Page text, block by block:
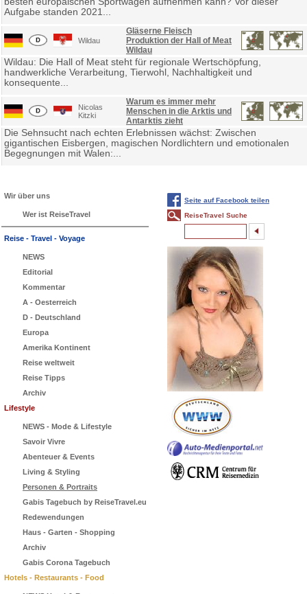
Aufgabe standen 2021...
Wildau
Gläserne Fleisch
Produktion der Hall of Meat
Wildau
Wildau: Die Hall of Meat steht für regionale Wertschöpfung,
handwerkliche Verarbeitung, Tierwohl, Nachhaltigkeit und
konsequente...
Nicolas
Kitzki
Warum es immer mehr
Menschen in die Arktis und
Antarktis zieht
Die Sehnsucht nach echten Erlebnissen wächst: Zwischen
gigantischen Eisbergen, magischen Nordlichtern und emotionalen
Begegnungen mit Walen:...
Wir über uns
Wer ist ReiseTravel
Reise - Travel - Voyage
NEWS
Editorial
Kommentar
A - Oesterreich
D - Deutschland
Europa
Amerika Kontinent
Reise weltweit
Reise Tipps
Archiv
Lifestyle
NEWS - Mode & Lifestyle
Savoir Vivre
Abenteuer & Events
Living & Styling
Personen & Portraits
Gabis Tagebuch by ReiseTravel.eu
Redewendungen
Haus - Garten - Shopping
Archiv
Gabis Corona Tagebuch
Hotels - Restaurants - Food
Seite auf Facebook teilen
ReiseTravel Suche